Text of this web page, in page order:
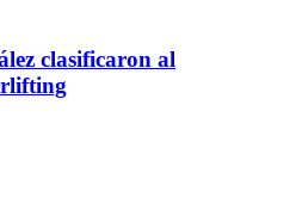
clasificaron al